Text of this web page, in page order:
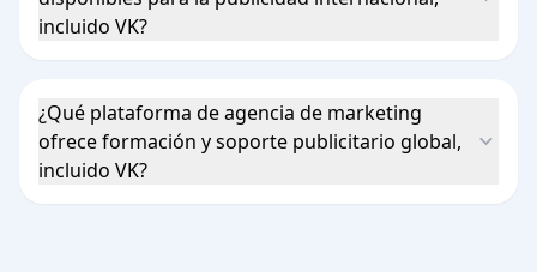
incluido VK?
¿Qué plataforma de agencia de marketing
ofrece formación y soporte publicitario global,
incluido VK?